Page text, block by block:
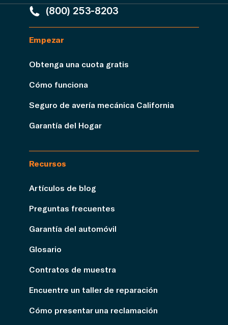
(800) 253-8203
Empezar
Obtenga una cuota gratis
Cómo funciona
Seguro de avería mecánica California
Garantía del Hogar
Recursos
Artículos de blog
Preguntas frecuentes
Garantía del automóvil
Glosario
Contratos de muestra
Encuentre un taller de reparación
Cómo presentar una reclamación